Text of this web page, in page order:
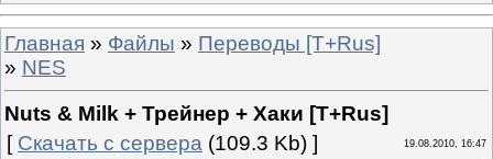
Главная » Файлы » Переводы [T+Rus]
» NES
Nuts & Milk + Трейнер + Хаки [T+Rus]
[ Скачать с сервера (109.3 Kb) ] 19.08.2010, 16:47